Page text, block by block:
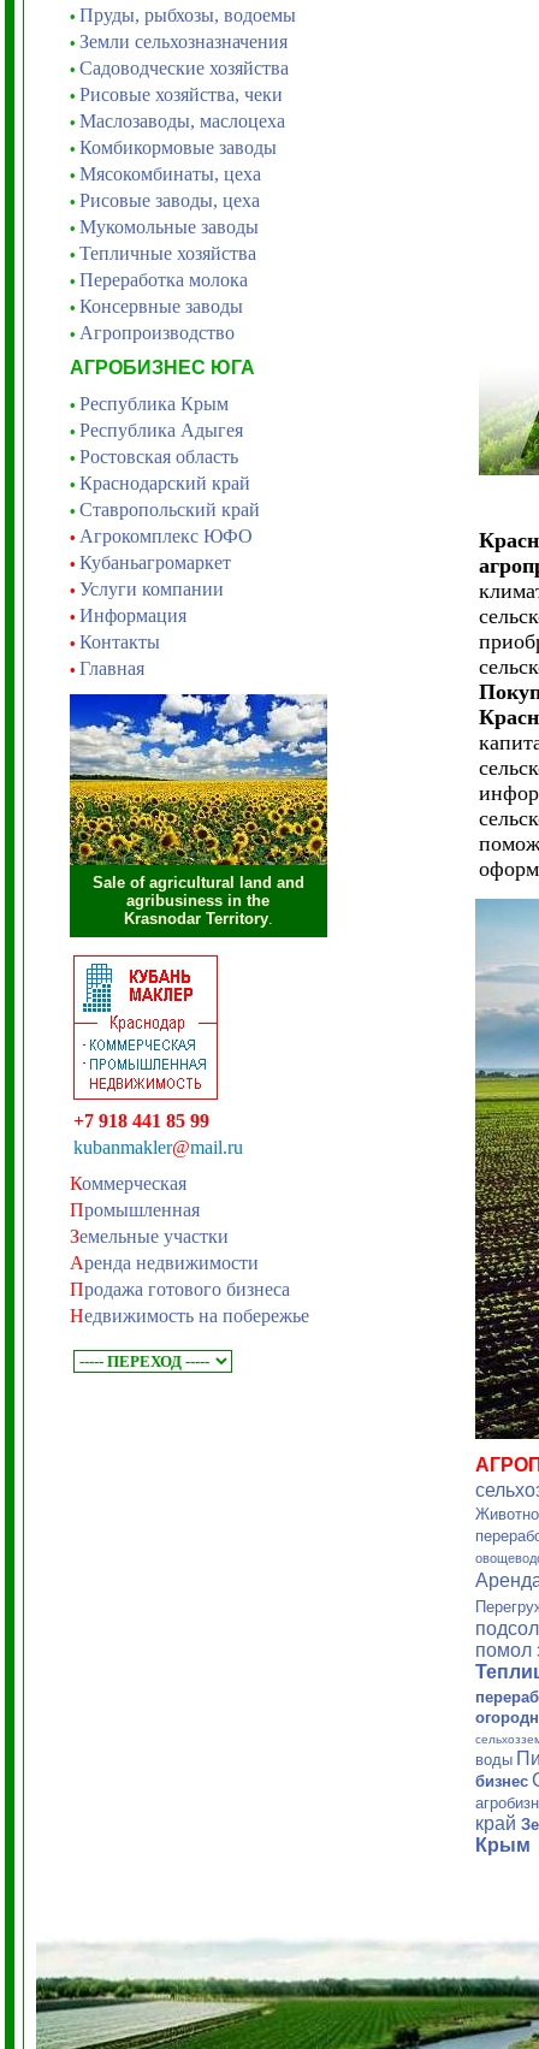
• Пруды, рыбхозы, водоемы
• Земли сельхозназначения
• Садоводческие хозяйства
• Рисовые хозяйства, чеки
• Маслозаводы, маслоцеха
• Комбикормовые заводы
• Мясокомбинаты, цеха
• Рисовые заводы, цеха
• Мукомольные заводы
• Тепличные хозяйства
• Переработка молока
• Консервные заводы
• Агропроизводство
АГРОБИЗНЕС ЮГА
• Республика Крым
• Республика Адыгея
• Ростовская область
• Краснодарский край
• Ставропольский край
• Агрокомплекс ЮФО
• Кубаньагромаркет
• Услуги компании
• Информация
• Контакты
• Главная
Sale of agricultural land and
agribusiness in the
Krasnodar Territory.
+7 918 441 85 99
kubanmakler@mail.ru
Коммерческая
Промышленная
Земельные участки
Аренда недвижимости
Продажа готового бизнеса
Недвижимость на побережье
помол
воды
бизнес
край
Крым